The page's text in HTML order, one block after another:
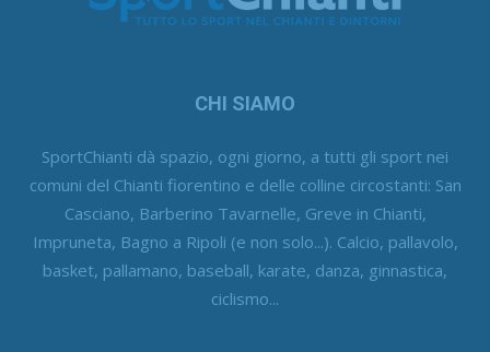
CHI SIAMO
SportChianti dà spazio, ogni giorno, a tutti gli sport nei
comuni del Chianti fiorentino e delle colline circostanti: San
Casciano, Barberino Tavarnelle, Greve in Chianti,
Impruneta, Bagno a Ripoli (e non solo...). Calcio, pallavolo,
basket, pallamano, baseball, karate, danza, ginnastica,
ciclismo...